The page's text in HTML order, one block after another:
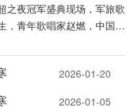
之夜冠军盛典现场，军旅歌
，青年歌唱家赵燃，中国唱
大四川》，将禹羌大地的赤
女的自豪融进嘹亮歌声，为
球盛会增添浓厚文化亮色。
2026-01-20
2026-01-05